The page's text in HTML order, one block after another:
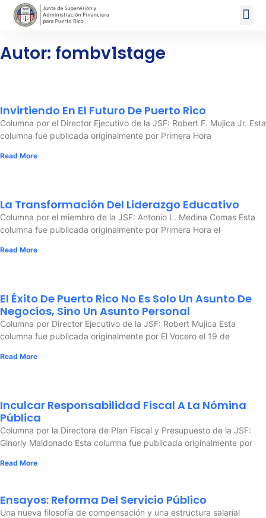
Autor: fombv1stage
Invirtiendo En El Futuro De Puerto Rico
Columna por el Director Ejecutivo de la JSF: Robert F. Mujica Jr. Esta
columna fue publicada originalmente por Primera Hora
Read More
La Transformación Del Liderazgo Educativo
Columna por el miembro de la JSF: Antonio L. Medina Comas Esta
columna fue publicada originalmente por Primera Hora el
Read More
El Éxito De Puerto Rico No Es Solo Un Asunto De
Negocios, Sino Un Asunto Personal
Columna por Director Ejecutivo de la JSF: Robert Mujica Esta
columna fue publicada originalmente por El Vocero el 19 de
Read More
Inculcar Responsabilidad Fiscal A La Nómina
Pública
Columna por la Directora de Plan Fiscal y Presupuesto de la JSF:
Ginorly Maldonado Esta columna fue publicada originalmente por
Read More
Ensayos: Reforma Del Servicio Público
Una nueva filosofía de compensación y una estructura salarial